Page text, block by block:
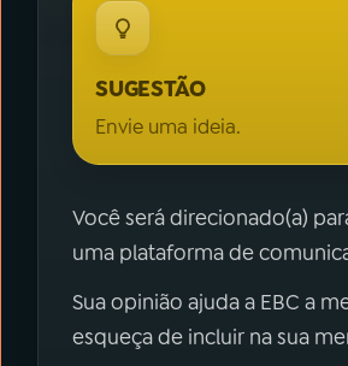
SUGESTÃO
Envie uma ideia.
Você será direcionado(a)
uma plataforma de
Sua opinião ajuda a EBC a
esqueça de incluir na sua